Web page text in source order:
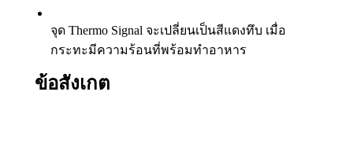
จุด Thermo Signal จะเปลี่ยนเป็นสีแดงทึบ เมื่อ
กระทะมีความร้อนที่พร้อมทำอาหาร
ข้อสังเกต